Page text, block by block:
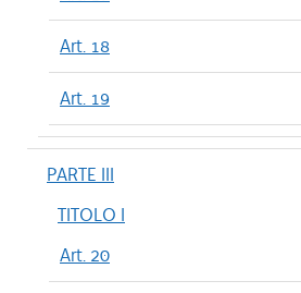
Art. 18
Art. 19
PARTE III
TITOLO I
Art. 20